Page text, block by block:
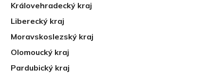
Královehradecký kraj
Liberecký kraj
Moravskoslezský kraj
Olomoucký kraj
Pardubický kraj